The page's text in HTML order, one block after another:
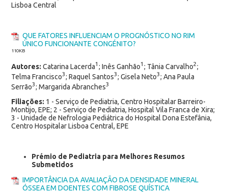
Lisboa Central
QUE FATORES INFLUENCIAM O PROGNÓSTICO NO RIM
ÚNICO FUNCIONANTE CONGÉNITO?
110KB
Autores: Catarina Lacerda1 ; Inês Ganhão1 ; Tânia Carvalho2;
Telma Francisco3; Raquel Santos3; Gisela Neto3; Ana Paula
Serrão3; Margarida Abranches3
Filiações: 1 - Serviço de Pediatria, Centro Hospitalar Barreiro-
Montijo, EPE; 2 - Serviço de Pediatria, Hospital Vila Franca de Xira;
3 - Unidade de Nefrologia Pediátrica do Hospital Dona Estefânia,
Centro Hospitalar Lisboa Central, EPE
Prémio de Pediatria para Melhores Resumos
Submetidos
IMPORTÂNCIA DA AVALIAÇÃO DA DENSIDADE MINERAL
ÓSSEA EM DOENTES COM FIBROSE QUÍSTICA